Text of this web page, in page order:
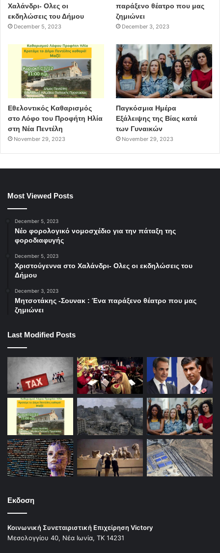
Χαλάνδρι- Ολες οι
εκδηλώσεις του Δήμου
December 5, 2023
παράξενο θέατρο που μας
ζημιώνει
December 3, 2023
Εθελοντικός Καθαρισμός
στο Λόφο του Προφήτη Ηλία
στη Νέα Πεντέλη
November 29, 2023
Παγκόσμια Ημέρα
Εξάλειψης της Βίας κατά
των Γυναικών
November 29, 2023
Most Viewed Posts
December 5, 2023
Νέο φορολογικό νομοσχέδιο για την πάταξη της
φοροδιαφυγής
December 5, 2023
Χριστούγεννα στο Χαλάνδρι- Ολες οι εκδηλώσεις του
Δήμου
December 3, 2023
Μητσοτάκης -Σουνακ : Ένα παράξενο θέατρο που μας
ζημιώνει
Last Modified Posts
Εκδοση
Κοινωνική Συνεταιριστική Επιχείρηση Victory
Μεσολογγίου 40, Νέα Ιωνία, ΤΚ 14231